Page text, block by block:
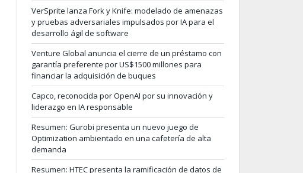
VerSprite lanza Fork y Knife: modelado de amenazas
y pruebas adversariales impulsados por IA para el
desarrollo ágil de software
Venture Global anuncia el cierre de un préstamo con
garantía preferente por US$1500 millones para
financiar la adquisición de buques
Capco, reconocida por OpenAI por su innovación y
liderazgo en IA responsable
Resumen: Gurobi presenta un nuevo juego de
Optimization ambientado en una cafetería de alta
demanda
Resumen: HTEC presenta la ramificación de datos de